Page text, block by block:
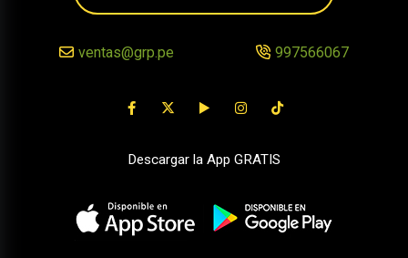
ventas@grp.pe 997566067
Descargar la App GRATIS